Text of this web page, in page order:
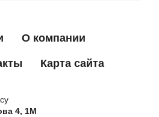
О компании
Карта сайта
4, 1М